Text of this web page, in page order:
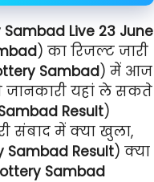
Live 23 June
) का रिजल्ट जारी
Sambad) में आज
यहां ले सकते
Result)
संबाद में क्या खुला,
Sambad Result) क्या
Sambad